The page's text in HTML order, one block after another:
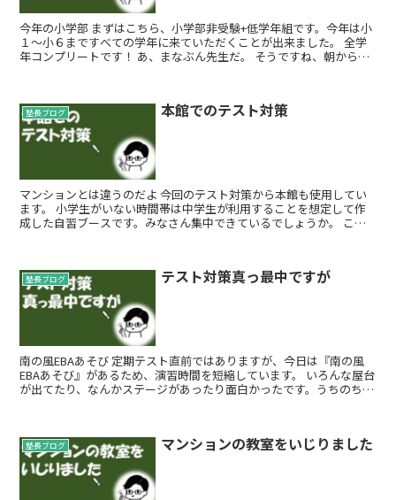
今年の小学部 まずはこちら、小学部非受験+低学年組です。今年は小
１～小６まですべての学年に来ていただくことが出来ました。 全学
年コンプリートです！ あ、まなぶん先生だ。 そうですね、朝から頑
塾長ブログ 本館でのテスト対策
マンションとは違うのだよ 今回のテスト対策から本館も使用してい
ます。 小学生がいない時間帯は中学生が利用することを想定して作
成した自習ブースです。みなさん集中できているでしょうか。 こち
塾長ブログ テスト対策真っ最中ですが
南の風EBAあそび 定期テスト直前ではありますが、今日は『南の風
EBAあそび』があるため、演習時間を短縮しています。 いろんな屋台
が出てたり、なんかステージがあったり面白かったです。うちのちび
塾長ブログ マンションの教室をいじりました